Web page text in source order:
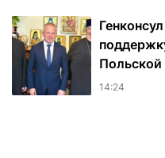
Польской
14:24